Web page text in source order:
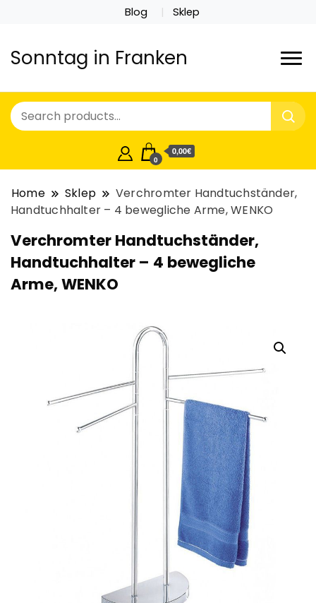
Blog Sklep
Sonntag in Franken
0
0,00€
Home Sklep
Verchromter Handtuchständer,
Handtuchhalter – 4 bewegliche Arme, WENKO
Verchromter Handtuchständer,
Handtuchhalter – 4 bewegliche
Arme, WENKO